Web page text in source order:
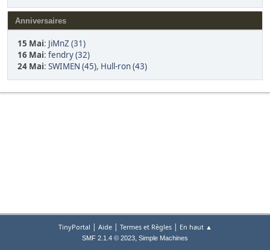
Anniversaires
15 Mai: JiMnZ (31)
16 Mai: fendry (32)
24 Mai: SWIMEN (45), Hull-ron (43)
TinyPortal | Aide| Termes et Règles| En haut ▲
SMF 2.1.4 © 2023, Simple Machines